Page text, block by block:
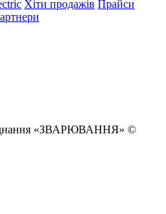
Хіти продажів Прайси
«ЗВАРЮВАННЯ» ©